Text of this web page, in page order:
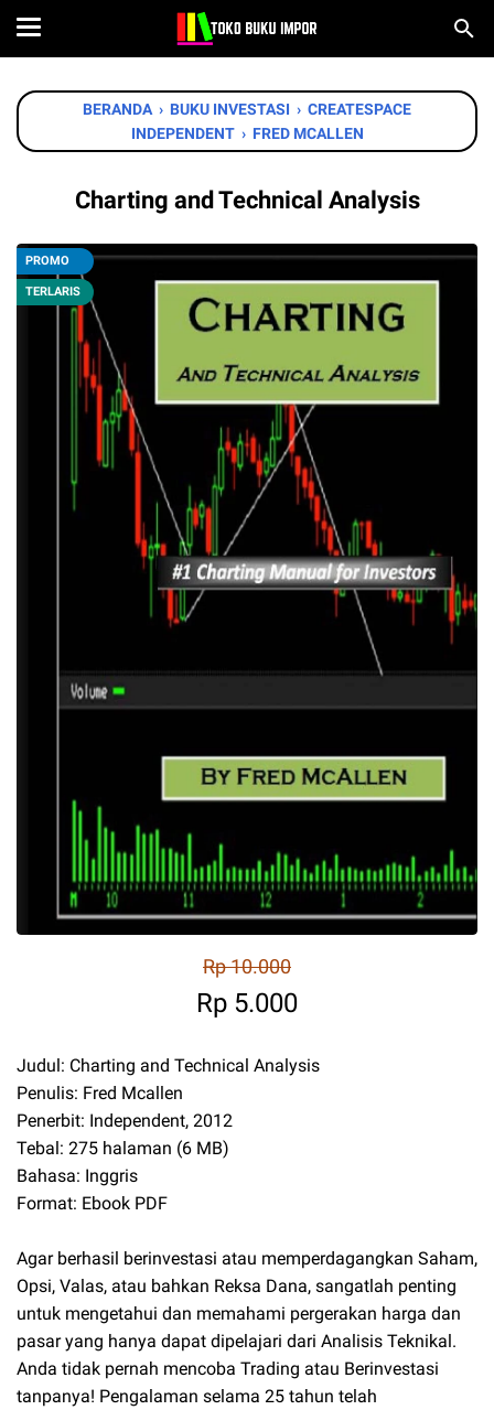
BERANDA › BUKU INVESTASI › CREATESPACE
INDEPENDENT › FRED MCALLEN
Charting and Technical Analysis
PROMO
TERLARIS
Rp 10.000
Rp 5.000
Judul: Charting and Technical Analysis
Penulis: Fred Mcallen
Penerbit: Independent, 2012
Tebal: 275 halaman (6 MB)
Bahasa: Inggris
Format: Ebook PDF
Agar berhasil berinvestasi atau memperdagangkan Saham,
Opsi, Valas, atau bahkan Reksa Dana, sangatlah penting
untuk mengetahui dan memahami pergerakan harga dan
pasar yang hanya dapat dipelajari dari Analisis Teknikal.
Anda tidak pernah mencoba Trading atau Berinvestasi
tanpanya! Pengalaman selama 25 tahun telah